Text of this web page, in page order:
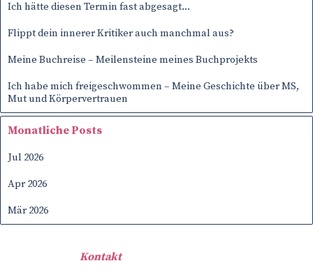
Ich hätte diesen Termin fast abgesagt…
Flippt dein innerer Kritiker auch manchmal aus?
Meine Buchreise – Meilensteine meines Buchprojekts
Ich habe mich freigeschwommen – Meine Geschichte über MS,
Mut und Körpervertrauen
Block überspringen Monatliche Posts
Monatliche Posts
Jul 2026
Apr 2026
Mär 2026
Kontakt